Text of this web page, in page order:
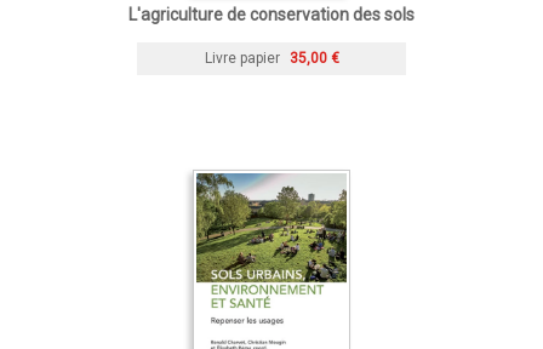
L'agriculture de conservation des sols
Livre papier 35,00 €